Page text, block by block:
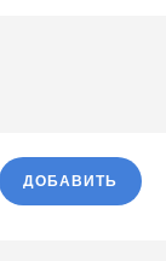
ДОБАВИТЬ